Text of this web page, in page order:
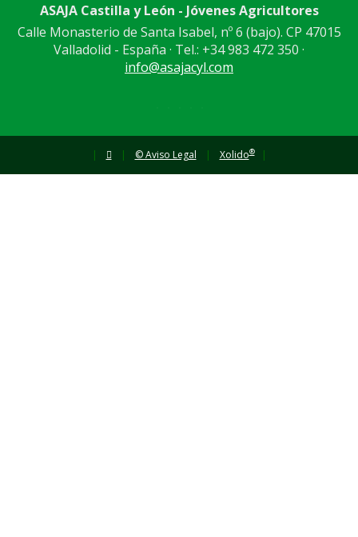
ASAJA Castilla y León - Jóvenes Agricultores
Calle Monasterio de Santa Isabel, nº 6 (bajo). CP 47015
Valladolid - España · Tel.: +34 983 472 350 ·
info@asajacyl.com
| | © Aviso Legal | Xolido® |